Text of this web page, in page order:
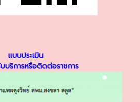
แบบประเมิน
บริการหรือติดต่อราชการ